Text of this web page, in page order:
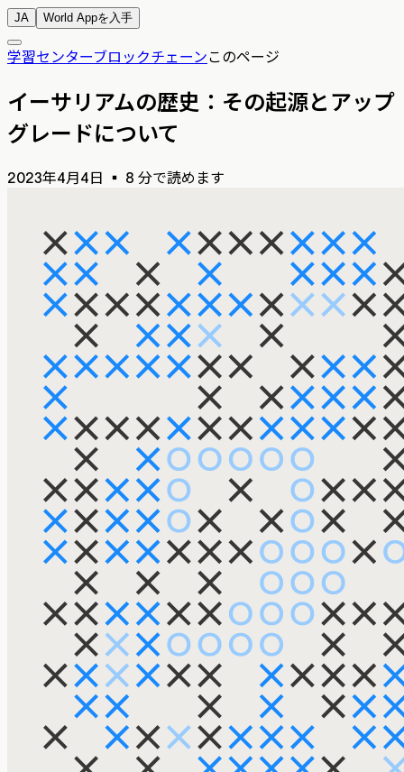
JA World Appを入手
学習センターブロックチェーンこのページ
イーサリアムの歴史：その起源とアップ
グレードについて
2023年4月4日 ▪ 8 分で読めます